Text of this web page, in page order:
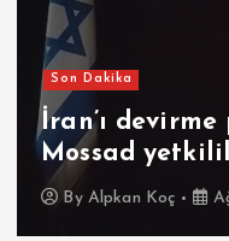
Son Dakika
İran’ı
Mossad
By Alpkan Koç